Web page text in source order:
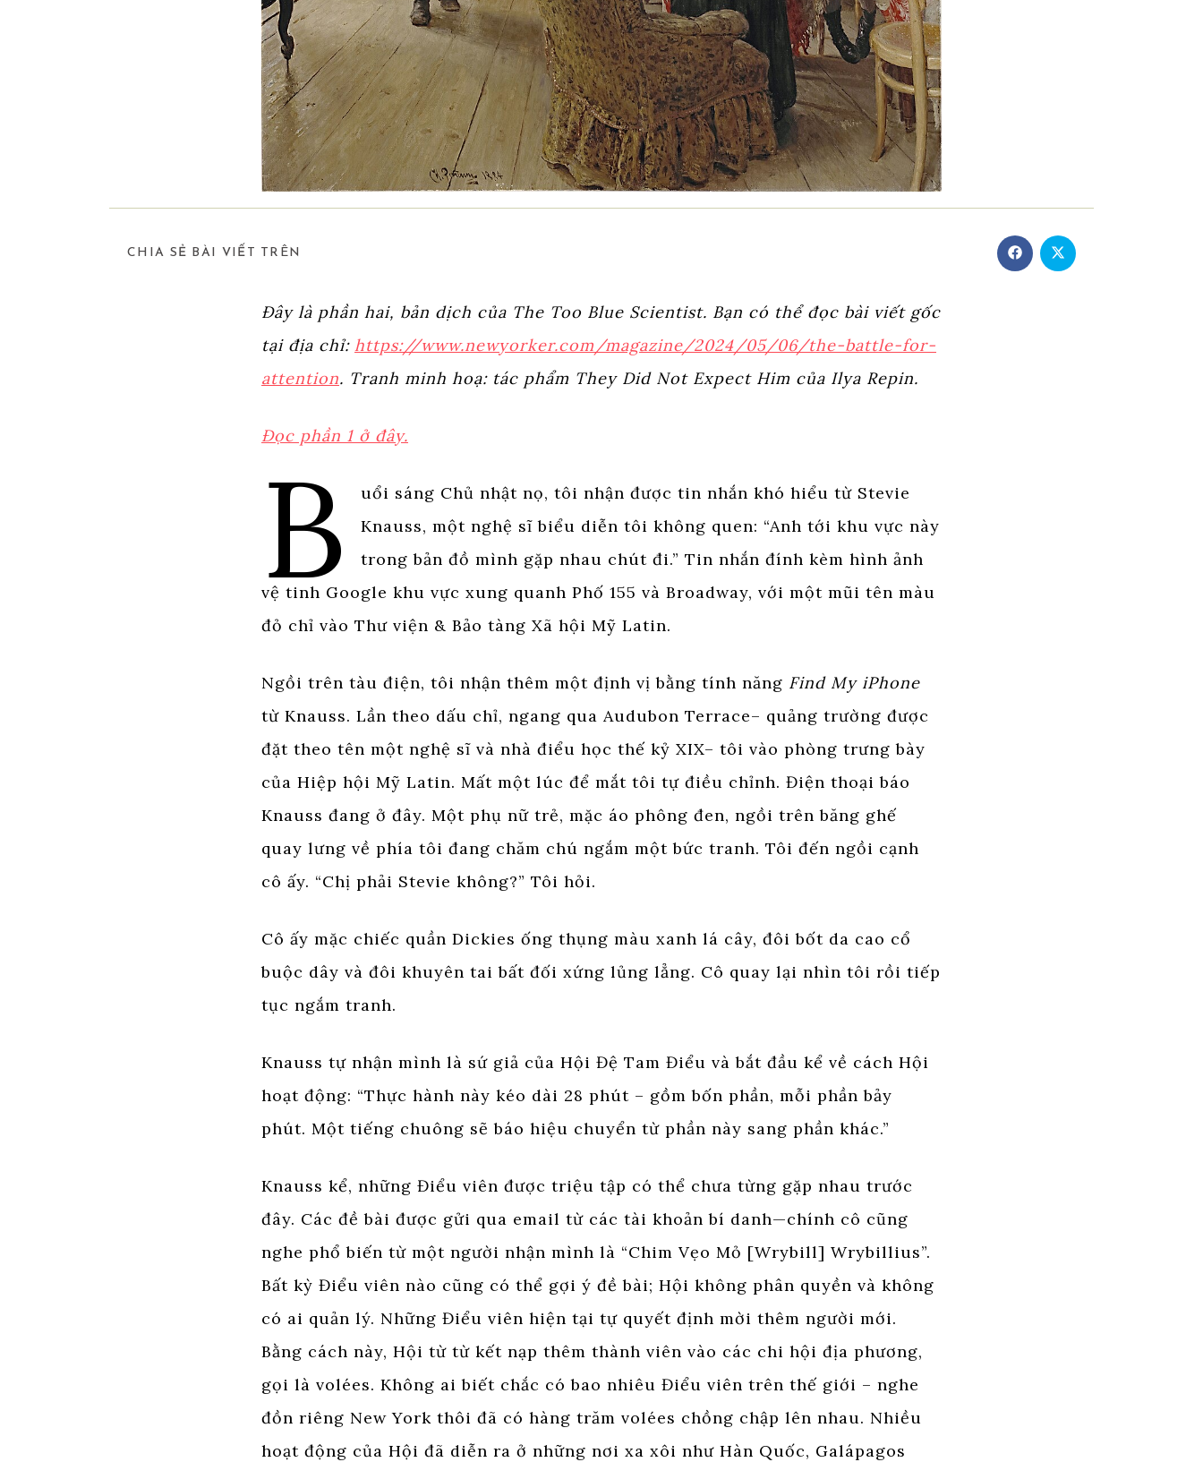
CHIA SẺ BÀI VIẾT TRÊN
CONTENT
Opens
in
Opens
in
Đây là phần hai, bản dịch của The Too Blue Scientist. Bạn có thể đọc bài viết gốc
tại địa chỉ: https://www.newyorker.com/magazine/2024/05/06/the-battle-for-
attention. Tranh minh hoạ: tác phẩm They Did Not Expect Him của Ilya Repin.
Đọc phần 1 ở đây.
B
uổi sáng Chủ nhật nọ, tôi nhận được tin nhắn khó hiểu từ Stevie
Knauss, một nghệ sĩ biểu diễn tôi không quen: “Anh tới khu vực này
trong bản đồ mình gặp nhau chút đi.” Tin nhắn đính kèm hình ảnh
vệ tinh Google khu vực xung quanh Phố 155 và Broadway, với một mũi tên màu
đỏ chỉ vào Thư viện & Bảo tàng Xã hội Mỹ Latin.
Ngồi trên tàu điện, tôi nhận thêm một định vị bằng tính năng Find My iPhone
từ Knauss. Lần theo dấu chỉ, ngang qua Audubon Terrace– quảng trường được
đặt theo tên một nghệ sĩ và nhà điểu học thế kỷ XIX– tôi vào phòng trưng bày
của Hiệp hội Mỹ Latin. Mất một lúc để mắt tôi tự điều chỉnh. Điện thoại báo
Knauss đang ở đây. Một phụ nữ trẻ, mặc áo phông đen, ngồi trên băng ghế
quay lưng về phía tôi đang chăm chú ngắm một bức tranh. Tôi đến ngồi cạnh
cô ấy. “Chị phải Stevie không?” Tôi hỏi.
Cô ấy mặc chiếc quần Dickies ống thụng màu xanh lá cây, đôi bốt da cao cổ
buộc dây và đôi khuyên tai bất đối xứng lủng lẳng. Cô quay lại nhìn tôi rồi tiếp
tục ngắm tranh.
Knauss tự nhận mình là sứ giả của Hội Đệ Tam Điểu và bắt đầu kể về cách Hội
hoạt động: “Thực hành này kéo dài 28 phút – gồm bốn phần, mỗi phần bảy
phút. Một tiếng chuông sẽ báo hiệu chuyển từ phần này sang phần khác.”
Knauss kể, những Điểu viên được triệu tập có thể chưa từng gặp nhau trước
đây. Các đề bài được gửi qua email từ các tài khoản bí danh—chính cô cũng
nghe phổ biến từ một người nhận mình là “Chim Vẹo Mỏ [Wrybill] Wrybillius”.
Bất kỳ Điểu viên nào cũng có thể gợi ý đề bài; Hội không phân quyền và không
có ai quản lý. Những Điểu viên hiện tại tự quyết định mời thêm người mới.
Bằng cách này, Hội từ từ kết nạp thêm thành viên vào các chi hội địa phương,
gọi là volées. Không ai biết chắc có bao nhiêu Điểu viên trên thế giới – nghe
đồn riêng New York thôi đã có hàng trăm volées chồng chập lên nhau. Nhiều
hoạt động của Hội đã diễn ra ở những nơi xa xôi như Hàn Quốc, Galápagos